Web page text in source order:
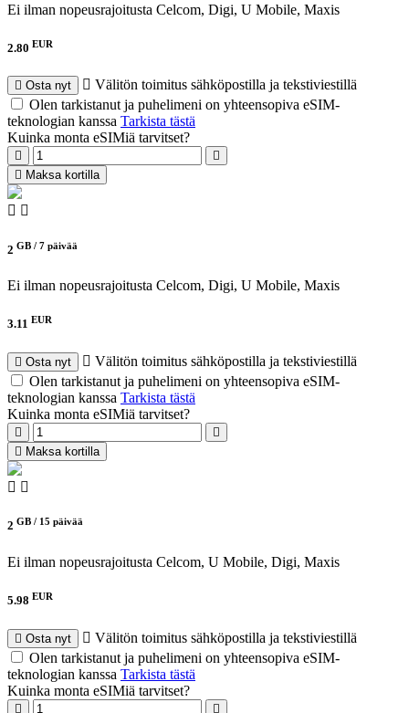
Ei ilman nopeusrajoitusta Celcom, Digi, U Mobile, Maxis
2.80 EUR
Osta nyt
Välitön toimitus sähköpostilla ja tekstiviestillä
Olen tarkistanut ja puhelimeni on yhteensopiva eSIM-
teknologian kanssa Tarkista tästä
Kuinka monta eSIMiä tarvitset?
Maksa kortilla
2 GB / 7 päivää
Ei ilman nopeusrajoitusta Celcom, Digi, U Mobile, Maxis
3.11 EUR
Osta nyt
Välitön toimitus sähköpostilla ja tekstiviestillä
Olen tarkistanut ja puhelimeni on yhteensopiva eSIM-
teknologian kanssa Tarkista tästä
Kuinka monta eSIMiä tarvitset?
Maksa kortilla
2 GB / 15 päivää
Ei ilman nopeusrajoitusta Celcom, U Mobile, Digi, Maxis
5.98 EUR
Osta nyt
Välitön toimitus sähköpostilla ja tekstiviestillä
Olen tarkistanut ja puhelimeni on yhteensopiva eSIM-
teknologian kanssa Tarkista tästä
Kuinka monta eSIMiä tarvitset?